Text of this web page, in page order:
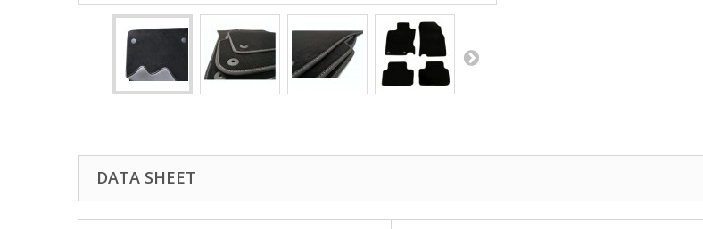
DATA SHEET